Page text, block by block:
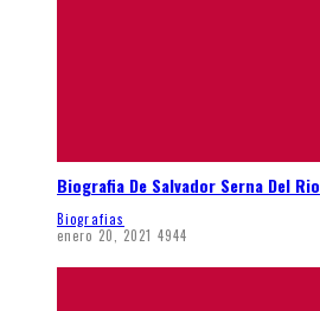
Biografia De Salvador Serna Del Rio
Biografias
enero 20, 2021 4944